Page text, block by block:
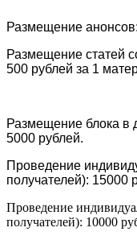
Размещение
Размещение статей
500 рублей за 1
Размещение блока в
5000 рублей.
Проведение
получателей): 15000
Проведение
получателей): 10000